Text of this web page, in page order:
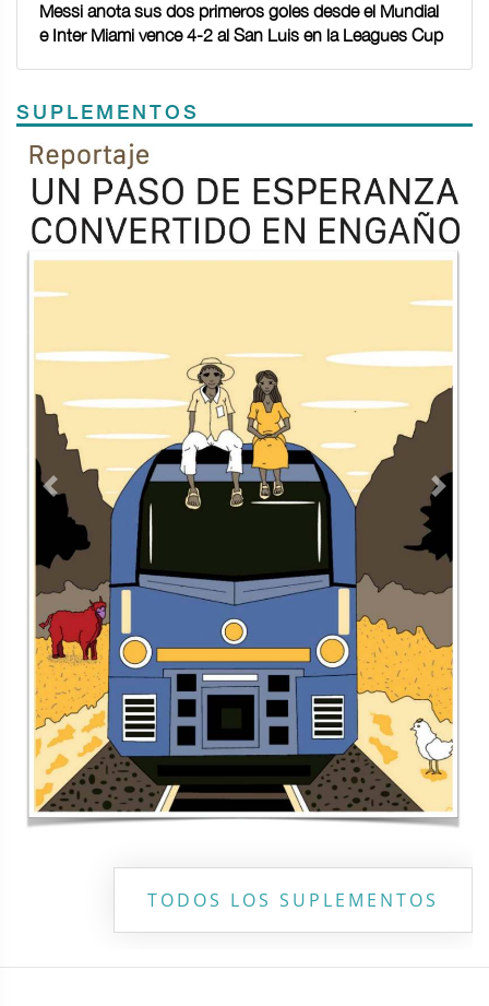
Messi anota sus dos primeros goles desde el Mundial
e Inter Miami vence 4-2 al San Luis en la Leagues Cup
SUPLEMENTOS
Previous Next
TODOS LOS SUPLEMENTOS